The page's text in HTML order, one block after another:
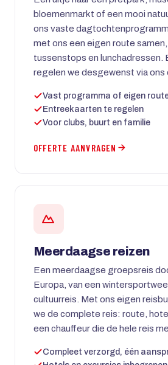
bloemenmarkt of een mooi
ons vaste
met ons een eigen route
tussenstops en lunchadressen.
regelen we desgewenst via ons
Vast programma of eigen
Entreekaarten te regelen
Voor clubs, buurt en familie
OFFERTE AANVRAGEN
Meerdaagse reizen
Een meerdaagse groepsreis
Europa, van een
cultuurreis. Met ons eigen
we de complete reis: route,
een chauffeur die de hele reis
Compleet verzorgd, één